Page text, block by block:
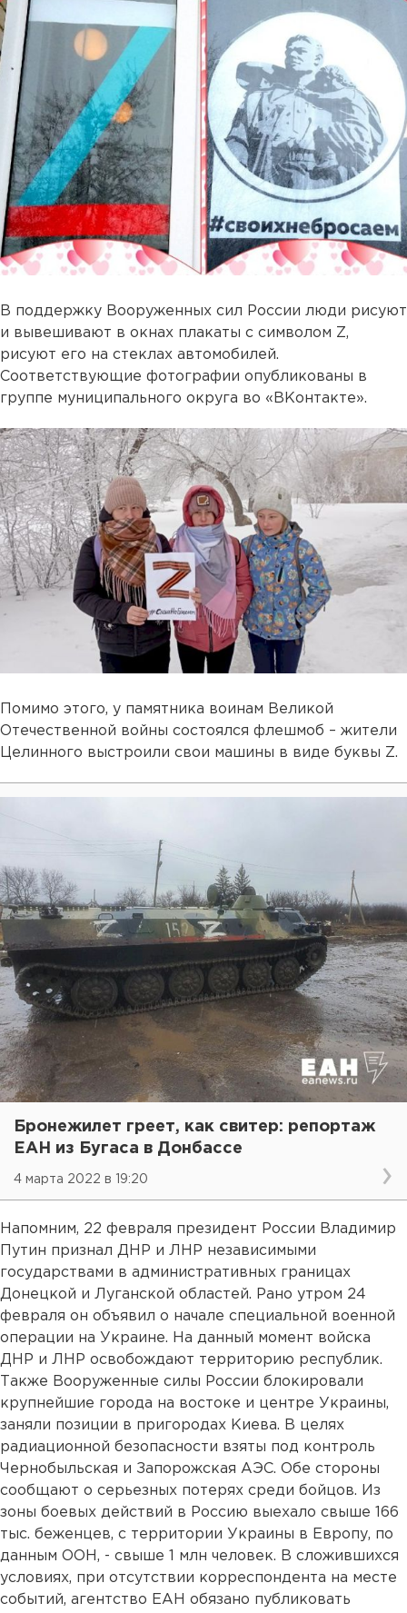
В поддержку Вооруженных сил России люди рисуют
и вывешивают в окнах плакаты с символом Z,
рисуют его на стеклах автомобилей.
Соответствующие фотографии опубликованы в
группе муниципального округа во «ВКонтакте».
Помимо этого, у памятника воинам Великой
Отечественной войны состоялся флешмоб – жители
Целинного выстроили свои машины в виде буквы Z.
Бронежилет греет, как свитер: репортаж
ЕАН из Бугаса в Донбассе
4 марта 2022 в 19:20
Напомним, 22 февраля президент России Владимир
Путин признал ДНР и ЛНР независимыми
государствами в административных границах
Донецкой и Луганской областей. Рано утром 24
февраля он объявил о начале специальной военной
операции на Украине. На данный момент войска
ДНР и ЛНР освобождают территорию республик.
Также Вооруженные силы России блокировали
крупнейшие города на востоке и центре Украины,
заняли позиции в пригородах Киева. В целях
радиационной безопасности взяты под контроль
Чернобыльская и Запорожская АЭС. Обе стороны
сообщают о серьезных потерях среди бойцов. Из
зоны боевых действий в Россию выехало свыше 166
тыс. беженцев, с территории Украины в Европу, по
данным ООН, - свыше 1 млн человек. В сложившихся
условиях, при отсутствии корреспондента на месте
событий, агентство ЕАН обязано публиковать